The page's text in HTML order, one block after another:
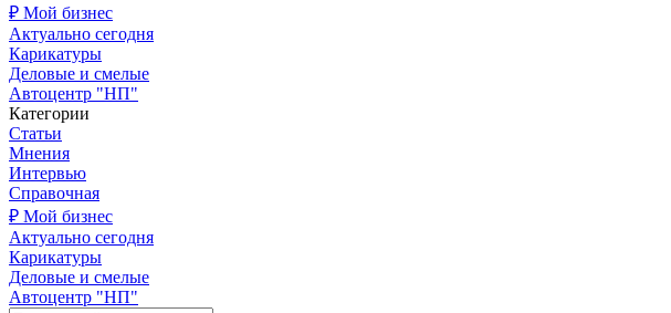
₽ Мой бизнес
Актуально сегодня
Карикатуры
Деловые и смелые
Автоцентр "НП"
Категории
Статьи
Мнения
Интервью
Справочная
₽ Мой бизнес
Актуально сегодня
Карикатуры
Деловые и смелые
Автоцентр "НП"